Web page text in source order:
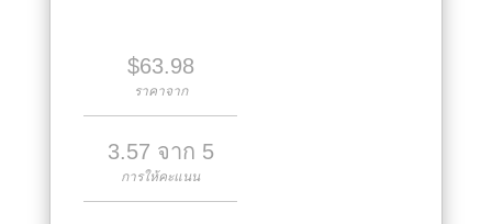
$63.98
ราคาจาก
3.57 จาก 5
การให้คะแนน